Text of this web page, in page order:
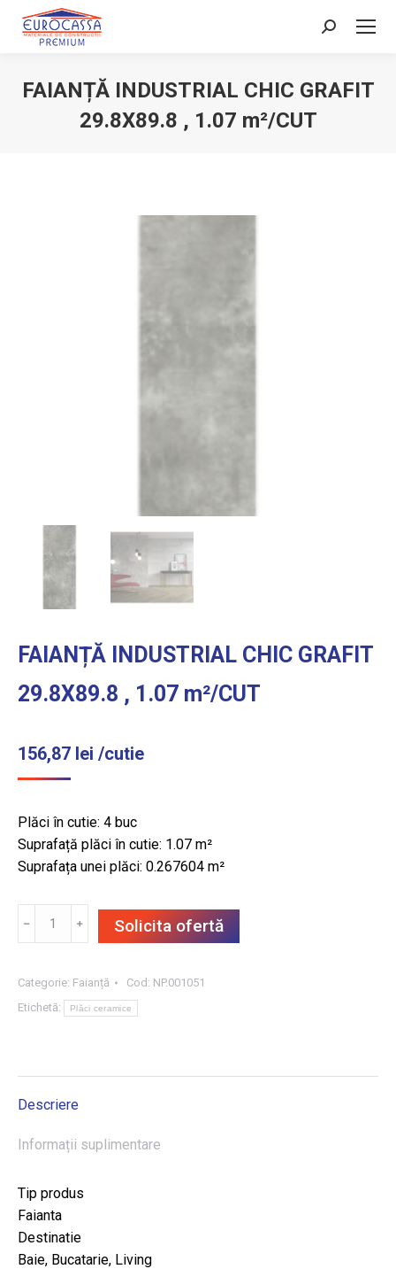
Search:
FAIANȚĂ INDUSTRIAL CHIC GRAFIT
29.8X89.8 , 1.07 m²/CUT
FAIANȚĂ INDUSTRIAL CHIC GRAFIT
29.8X89.8 , 1.07 m²/CUT
156,87 lei /cutie
Plăci în cutie: 4 buc
Suprafață plăci în cutie: 1.07 m²
Suprafața unei plăci: 0.267604 m²
CHIC
GRAFIT
﹣ ﹢ Solicita ofertă
Categorie: Faianță Cod: NP.001051
Etichetă:
Plăci ceramice
Descriere
Informații suplimentare
Tip produs
Faianta
Destinatie
Baie, Bucatarie, Living